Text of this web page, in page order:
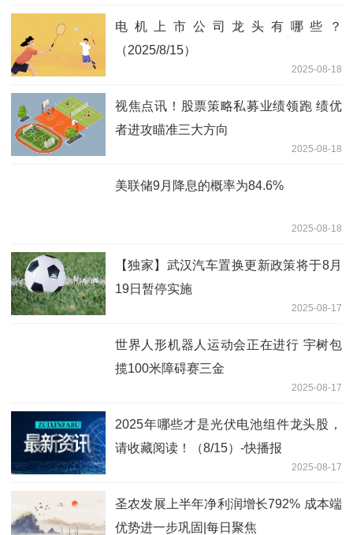
电机上市公司龙头有哪些？
（2025/8/15）
2025-08-18
视焦点讯！股票策略私募业绩领跑 绩优
者进攻瞄准三大方向
2025-08-18
美联储9月降息的概率为84.6%
2025-08-18
【独家】武汉汽车置换更新政策将于8月
19日暂停实施
2025-08-17
世界人形机器人运动会正在进行 宇树包
揽100米障碍赛三金
2025-08-17
2025年哪些才是光伏电池组件龙头股，
请收藏阅读！（8/15）-快播报
2025-08-17
圣农发展上半年净利润增长792% 成本端
优势进一步巩固|每日聚焦